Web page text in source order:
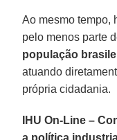
Ao mesmo tempo,
pelo menos parte
população
atuando
própria cidadania.
IHU On-Line –
a política